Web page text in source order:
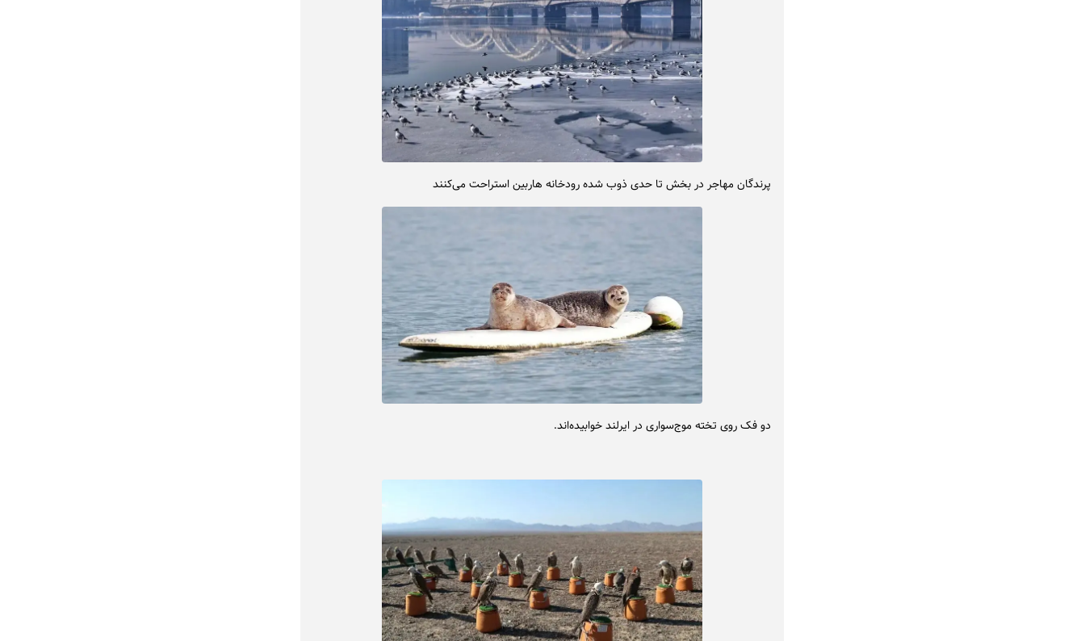
پرندگان مهاجر در بخش تا حدی ذوب شده رودخانه هاربین استراحت می‌کنند
دو فک روی تخته موج‌سواری در ایرلند خوابیده‌اند.